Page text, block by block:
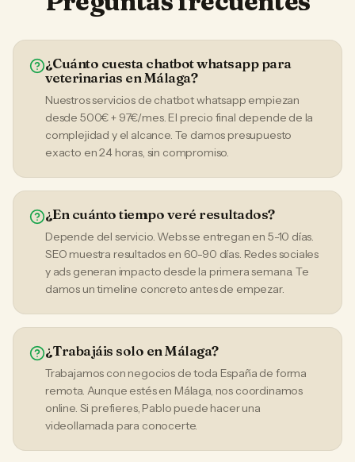
¿Cuánto cuesta chatbot whatsapp para
veterinarias en Málaga?
Nuestros servicios de chatbot whatsapp empiezan
desde 500€ + 97€/mes. El precio final depende de la
complejidad y el alcance. Te damos presupuesto
exacto en 24 horas, sin compromiso.
¿En cuánto tiempo veré resultados?
Depende del servicio. Webs se entregan en 5-10 días.
SEO muestra resultados en 60-90 días. Redes sociales
y ads generan impacto desde la primera semana. Te
damos un timeline concreto antes de empezar.
¿Trabajáis solo en Málaga?
Trabajamos con negocios de toda España de forma
remota. Aunque estés en Málaga, nos coordinamos
online. Si prefieres, Pablo puede hacer una
videollamada para conocerte.